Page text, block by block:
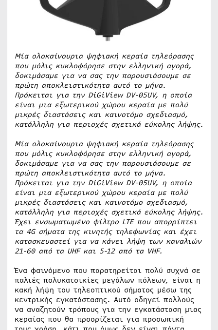
Μία ολοκαίνουρια ψηφιακή κεραία τηλεόρασης
που μόλις κυκλοφόρησε στην ελληνική αγορά,
δοκιμάσαμε για να σας την παρουσιάσουμε σε
πρώτη αποκλειστικότητα αυτό το μήνα.
Πρόκειται για την DiGiView DV-05UV, η οποία
είναι μια εξωτερικού χώρου κεραία με πολύ
μικρές διαστάσεις και καινοτόμο σχεδιασμό,
κατάλληλη για περιοχές σχετικά εύκολης λήψης.
Μία ολοκαίνουρια ψηφιακή κεραία τηλεόρασης
που μόλις κυκλοφόρησε στην ελληνική αγορά,
δοκιμάσαμε για να σας την παρουσιάσουμε σε
πρώτη αποκλειστικότητα αυτό το μήνα.
Πρόκειται για την DiGiView DV-05UV, η οποία
είναι μια εξωτερικού χώρου κεραία με πολύ
μικρές διαστάσεις και καινοτόμο σχεδιασμό,
κατάλληλη για περιοχές σχετικά εύκολης λήψης.
Έχει ενσωματωμένο φίλτρο LTEπου απορρίπτει
τα 4Gσήματα της κινητής τηλεφωνίας και έχει
κατασκευαστεί για να κάνει λήψη των καναλιών
21-60 από τα UHFκαι 5-12 από τα VHF.
Ένα φαινόμενο που παρατηρείται πολύ συχνά σε
παλιές πολυκατοικίες μεγάλων πόλεων, είναι η
κακή λήψη του τηλεοπτικού σήματος μέσω της
κεντρικής εγκατάστασης. Αυτό οδηγεί πολλούς
να αναζητούν τρόπους για την εγκατάσταση μιας
κεραίας που θα προορίζεται για προσωπική